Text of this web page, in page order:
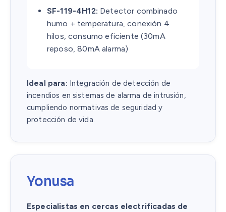
SF-119-4H12: Detector combinado
humo + temperatura, conexión 4
hilos, consumo eficiente (30mA
reposo, 80mA alarma)
Ideal para: Integración de detección de
incendios en sistemas de alarma de intrusión,
cumpliendo normativas de seguridad y
protección de vida.
Yonusa
Especialistas en cercas electrificadas de